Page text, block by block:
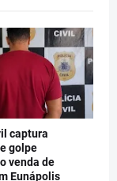
captura
golpe
venda de
Eunápolis